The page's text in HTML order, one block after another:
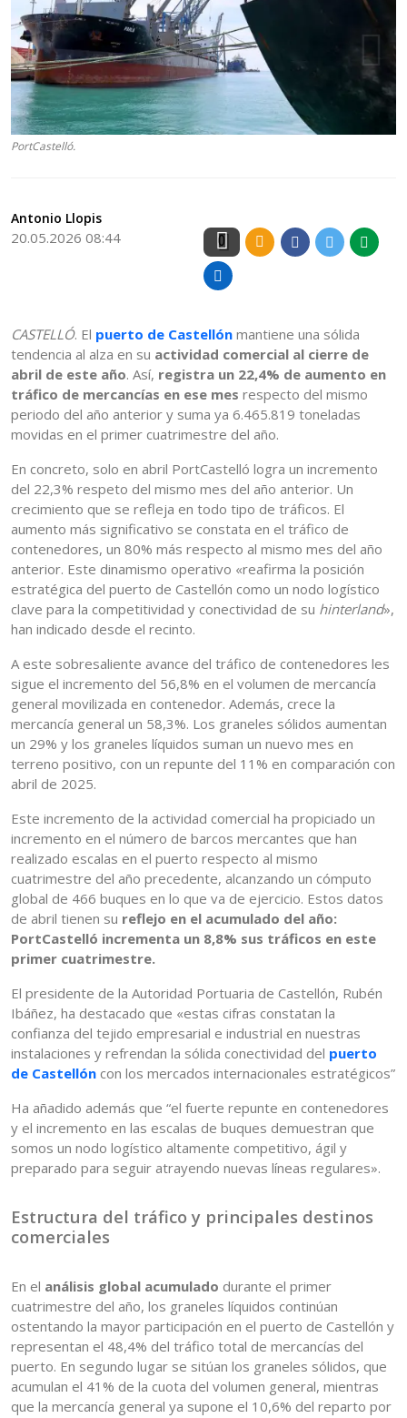
PortCastelló.
Antonio Llopis
20.05.2026 08:44 0
CASTELLÓ. El puerto de Castellón mantiene una sólida
tendencia al alza en su actividad comercial al cierre de
abril de este año. Así, registra un 22,4% de aumento en
tráfico de mercancías en ese mes respecto del mismo
periodo del año anterior y suma ya 6.465.819 toneladas
movidas en el primer cuatrimestre del año.
En concreto, solo en abril PortCastelló logra un incremento
del 22,3% respeto del mismo mes del año anterior. Un
crecimiento que se refleja en todo tipo de tráficos. El
aumento más significativo se constata en el tráfico de
contenedores, un 80% más respecto al mismo mes del año
anterior. Este dinamismo operativo «reafirma la posición
estratégica del puerto de Castellón como un nodo logístico
clave para la competitividad y conectividad de su hinterland»,
han indicado desde el recinto.
A este sobresaliente avance del tráfico de contenedores les
sigue el incremento del 56,8% en el volumen de mercancía
general movilizada en contenedor. Además, crece la
mercancía general un 58,3%. Los graneles sólidos aumentan
un 29% y los graneles líquidos suman un nuevo mes en
terreno positivo, con un repunte del 11% en comparación con
abril de 2025.
Este incremento de la actividad comercial ha propiciado un
incremento en el número de barcos mercantes que han
realizado escalas en el puerto respecto al mismo
cuatrimestre del año precedente, alcanzando un cómputo
global de 466 buques en lo que va de ejercicio. Estos datos
de abril tienen su reflejo en el acumulado del año:
PortCastelló incrementa un 8,8% sus tráficos en este
primer cuatrimestre.
El presidente de la Autoridad Portuaria de Castellón, Rubén
Ibáñez, ha destacado que «estas cifras constatan la
confianza del tejido empresarial e industrial en nuestras
instalaciones y refrendan la sólida conectividad del puerto
de Castellón con los mercados internacionales estratégicos”
Ha añadido además que “el fuerte repunte en contenedores
y el incremento en las escalas de buques demuestran que
somos un nodo logístico altamente competitivo, ágil y
preparado para seguir atrayendo nuevas líneas regulares».
Estructura del tráfico y principales destinos
comerciales
En el análisis global acumulado durante el primer
cuatrimestre del año, los graneles líquidos continúan
ostentando la mayor participación en el puerto de Castellón y
representan el 48,4% del tráfico total de mercancías del
puerto. En segundo lugar se sitúan los graneles sólidos, que
acumulan el 41% de la cuota del volumen general, mientras
que la mercancía general ya supone el 10,6% del reparto por